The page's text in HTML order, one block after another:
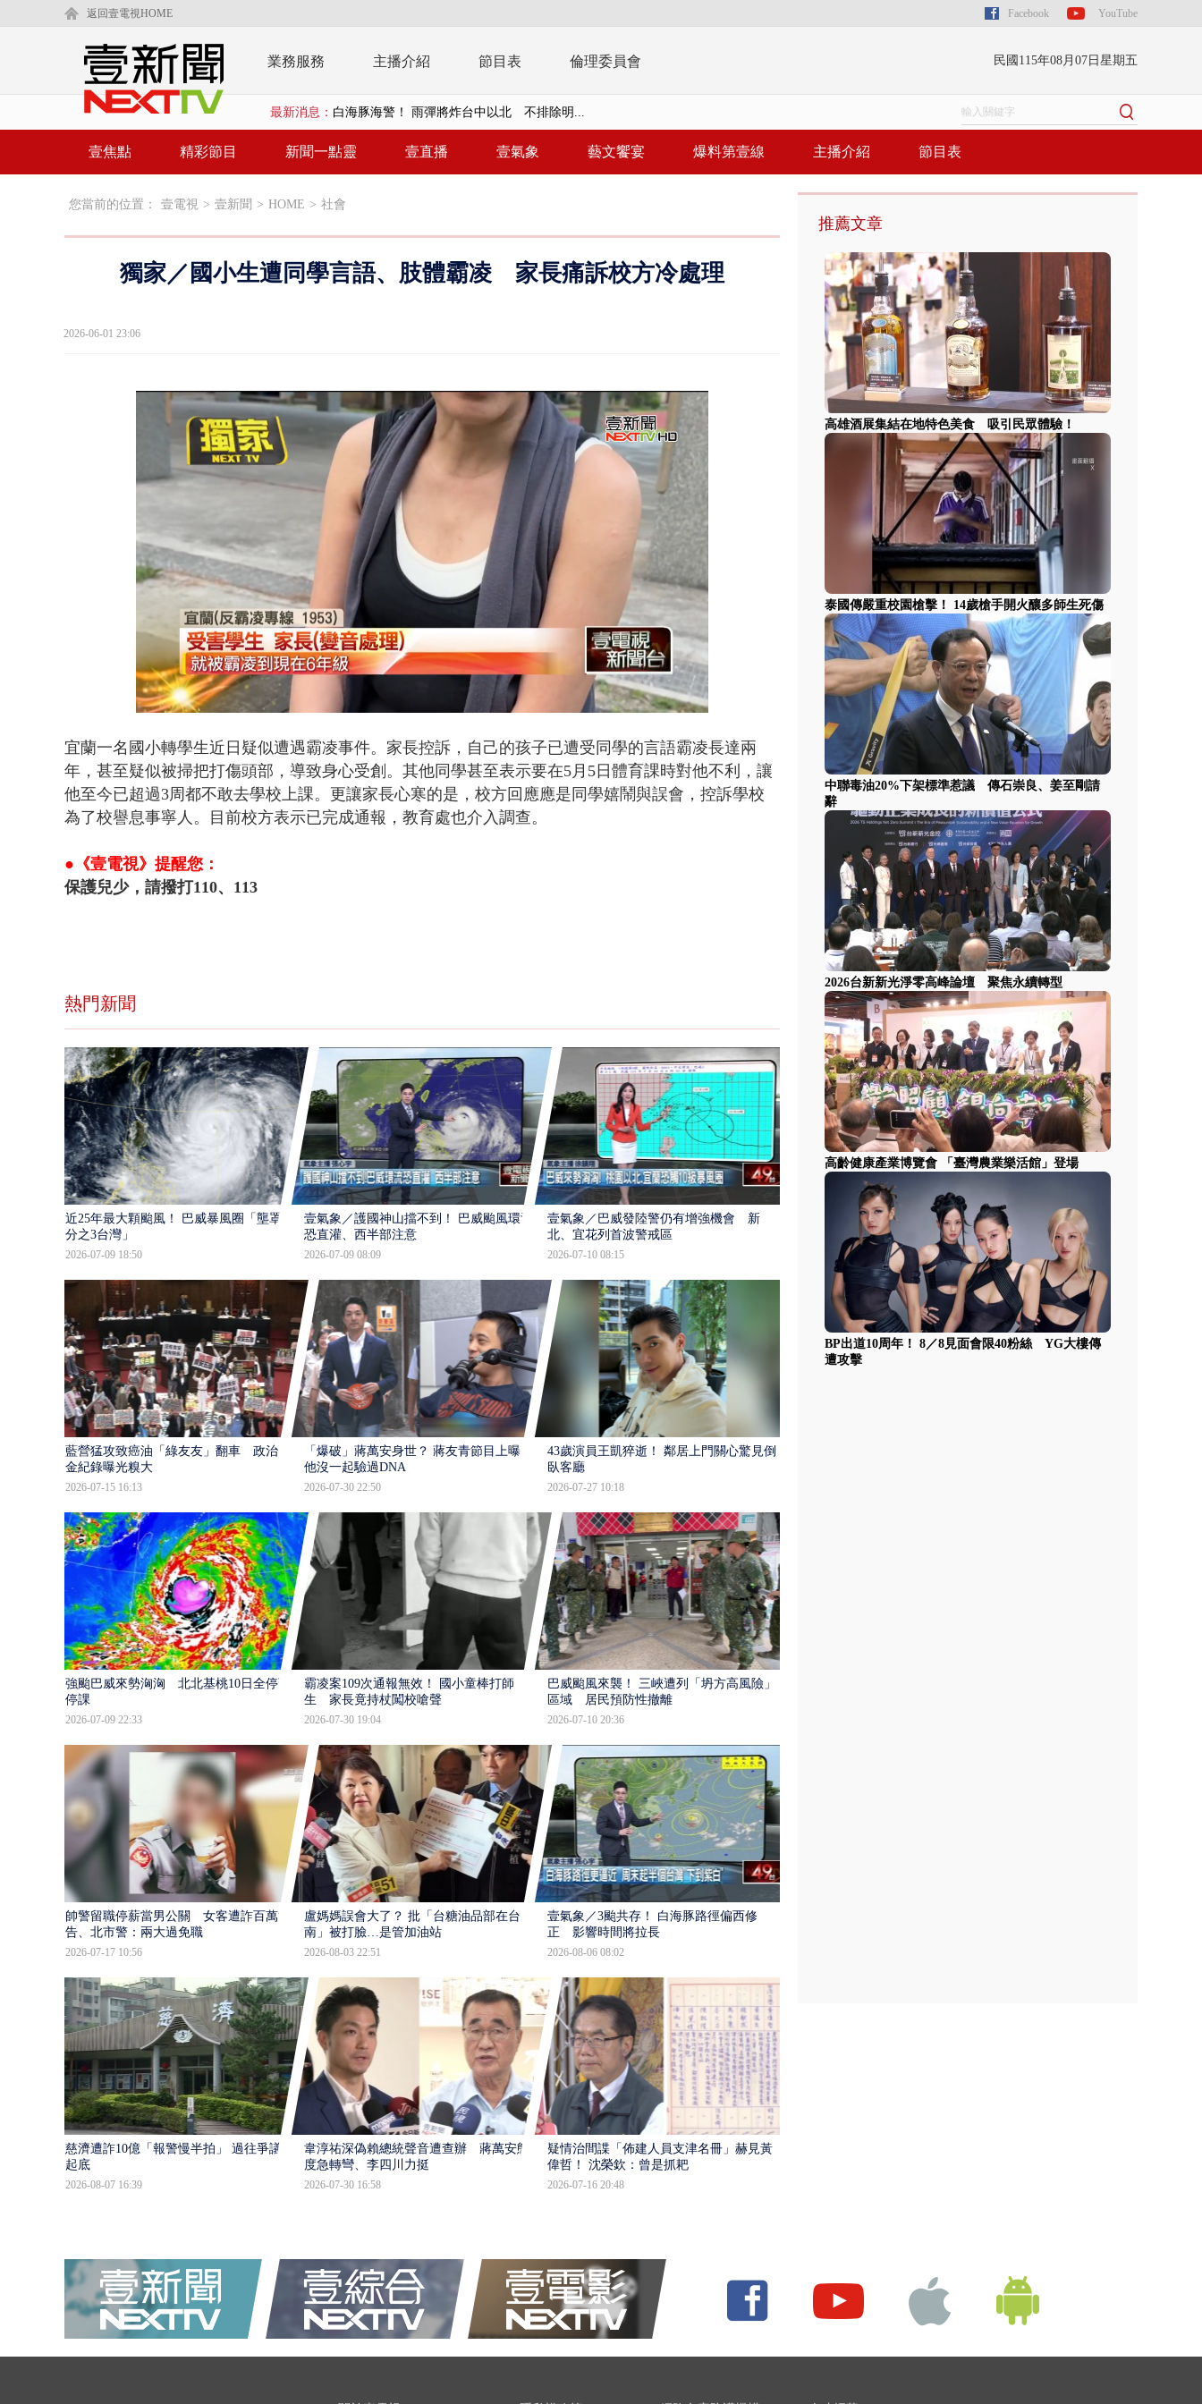
返回壹電視HOME Facebook YouTube
業務服務 主播介紹 節目表 倫理委員會 民國115年08月07日星期五
最新消息：
沖繩機場航班取消！ 滯留旅客「拚手速」搶...
中聯毒油20%下架標準惹議 傳石崇良、姜至...
BP出道10周年！ 8／8見面會限40粉絲 YG大...
「吉伊卡哇」劇場版超人氣限量特典 粉絲排...
父親節限定！ 「一鴨三吃」、「客家攪福」...
壹焦點 精彩節目 新聞一點靈 壹直播 壹氣象 藝文饗宴 爆料第壹線 主播介紹 節目表
您當前的位置： 壹電視 > 壹新聞 > HOME > 社會
獨家／國小生遭同學言語、肢體霸凌 家長痛訴校方冷處理
2026-06-01 23:06
Unmute
40.57%
宜蘭一名國小轉學生近日疑似遭遇霸凌事件。家長控訴，自己的孩子已遭受同學的言語霸凌長達兩
年，甚至疑似被掃把打傷頭部，導致身心受創。 其他同學甚至表示要在5月5日體育課時對他不利，讓
他至今已超過3周都不敢去學校上課。更讓家長心寒的是，校方回應應是同學嬉鬧與誤會，控訴學校
為了校譽息事寧人。目前校方表示已完成通報，教育處也介入調查。
●《壹電視》提醒您：
保護兒少，請撥打110、113
熱門新聞
近25年最大顆颱風！ 巴威暴風圈「壟罩4
分之3台灣」
2026-07-09 18:50
壹氣象／護國神山擋不到！ 巴威颱風環流
恐直灌、西半部注意
2026-07-09 08:09
壹氣象／巴威發陸警仍有增強機會 新
北、宜花列首波警戒區
2026-07-10 08:15
藍營猛攻致癌油「綠友友」翻車 政治獻
金紀錄曝光糗大
2026-07-15 16:13
「爆破」蔣萬安身世？ 蔣友青節目上曝：
他沒一起驗過DNA
2026-07-30 22:50
43歲演員王凱猝逝！ 鄰居上門關心驚見倒
臥客廳
2026-07-27 10:18
強颱巴威來勢洶洶 北北基桃10日全停班
停課
2026-07-09 22:33
霸凌案109次通報無效！ 國小童棒打師
生 家長竟持杖闖校嗆聲
2026-07-30 19:04
巴威颱風來襲！ 三峽遭列「坍方高風險」
區域 居民預防性撤離
2026-07-10 20:36
帥警留職停薪當男公關 女客遭詐百萬提
告、北市警：兩大過免職
2026-07-17 10:56
盧媽媽誤會大了？ 批「台糖油品部在台
南」被打臉…是管加油站
2026-08-03 22:51
壹氣象／3颱共存！ 白海豚路徑偏西修
正 影響時間將拉長
2026-08-06 08:02
慈濟遭詐10億「報警慢半拍」 過往爭議遭
起底
2026-08-07 16:39
韋淳祐深偽賴總統聲音遭查辦 蔣萬安態
度急轉彎、李四川力挺
2026-07-30 16:58
疑情治間諜「佈建人員支津名冊」赫見黃
偉哲！ 沈榮欽：曾是抓耙
2026-07-16 20:48
推薦文章
高雄酒展集結在地特色美食 吸引民眾體驗！
泰國傳嚴重校園槍擊！ 14歲槍手開火釀多師生死傷
中聯毒油20%下架標準惹議 傳石崇良、姜至剛請
辭
2026台新新光淨零高峰論壇 聚焦永續轉型
高齡健康產業博覽會 「臺灣農業樂活館」登場
BP出道10周年！ 8／8見面會限40粉絲 YG大樓傳
遭攻擊